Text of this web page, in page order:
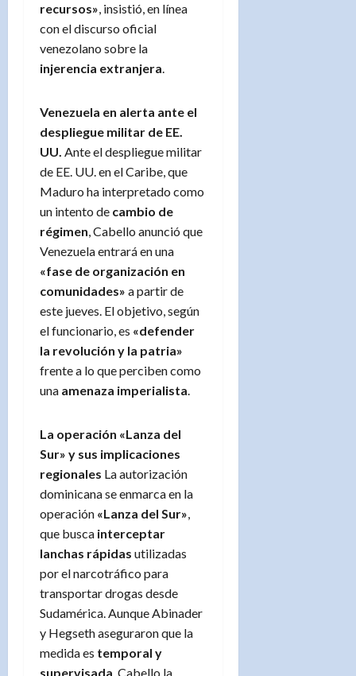
recursos», insistió, en línea
con el discurso oficial
venezolano sobre la
injerencia extranjera.
Venezuela en alerta ante el
despliegue militar de EE.
UU. Ante el despliegue militar
de EE. UU. en el Caribe, que
Maduro ha interpretado como
un intento de cambio de
régimen, Cabello anunció que
Venezuela entrará en una
«fase de organización en
comunidades» a partir de
este jueves. El objetivo, según
el funcionario, es «defender
la revolución y la patria»
frente a lo que perciben como
una amenaza imperialista.
La operación «Lanza del
Sur» y sus implicaciones
regionales La autorización
dominicana se enmarca en la
operación «Lanza del Sur»,
que busca interceptar
lanchas rápidas utilizadas
por el narcotráfico para
transportar drogas desde
Sudamérica. Aunque Abinader
y Hegseth aseguraron que la
medida es temporal y
supervisada, Cabello la